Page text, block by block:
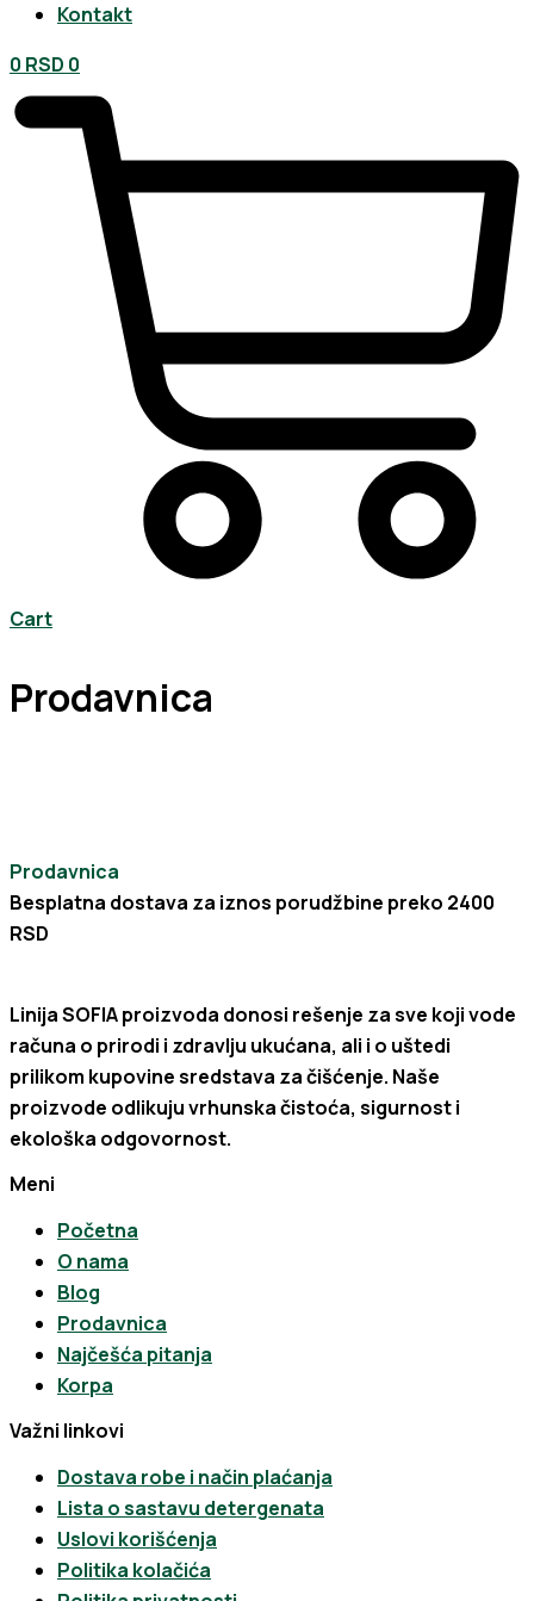
Kontakt
0 RSD 0
Cart
Prodavnica
Prodavnica
Besplatna dostava za iznos porudžbine preko 2400
RSD
Linija SOFIA proizvoda donosi rešenje za sve koji vode
računa o prirodi i zdravlju ukućana, ali i o uštedi
prilikom kupovine sredstava za čišćenje. Naše
proizvode odlikuju vrhunska čistoća, sigurnost i
ekološka odgovornost.
Meni
Početna
O nama
Blog
Prodavnica
Najčešća pitanja
Korpa
Važni linkovi
Dostava robe i način plaćanja
Lista o sastavu detergenata
Uslovi korišćenja
Politika kolačića